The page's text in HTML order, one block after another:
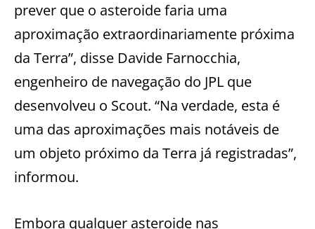
prever que o asteroide faria uma
aproximação extraordinariamente próxima
da Terra”, disse Davide Farnocchia,
engenheiro de navegação do JPL que
desenvolveu o Scout. “Na verdade, esta é
uma das aproximações mais notáveis de
um objeto próximo da Terra já registradas”,
informou.
Embora qualquer asteroide nas